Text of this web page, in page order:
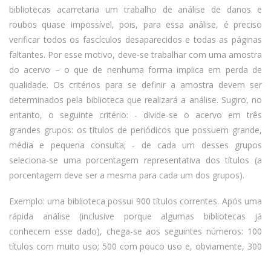
bibliotecas acarretaria um trabalho de análise de danos e
roubos quase impossível, pois, para essa análise, é preciso
verificar todos os fascículos desaparecidos e todas as páginas
faltantes. Por esse motivo, deve-se trabalhar com uma amostra
do acervo – o que de nenhuma forma implica em perda de
qualidade. Os critérios para se definir a amostra devem ser
determinados pela biblioteca que realizará a análise. Sugiro, no
entanto, o seguinte critério: - divide-se o acervo em três
grandes grupos: os títulos de periódicos que possuem grande,
média e pequena consulta; - de cada um desses grupos
seleciona-se uma porcentagem representativa dos títulos (a
porcentagem deve ser a mesma para cada um dos grupos).
Exemplo: uma biblioteca possui 900 títulos correntes. Após uma
rápida análise (inclusive porque algumas bibliotecas já
conhecem esse dado), chega-se aos seguintes números: 100
títulos com muito uso; 500 com pouco uso e, obviamente, 300